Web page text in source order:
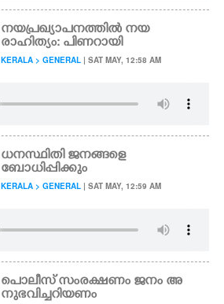
നയപ്രഖ്യാപനത്തിൽ നയ
രാഹിത്യം: പിണറായി
KERALA > GENERAL | SAT MAY, 12:58 AM
ധനസ്ഥിതി ജനങ്ങളെ
ബോധിപ്പിക്കും
KERALA > GENERAL | SAT MAY, 12:59 AM
പൊലീസ് സംരക്ഷണം ജനം അ
നുഭവിച്ചറിയണം